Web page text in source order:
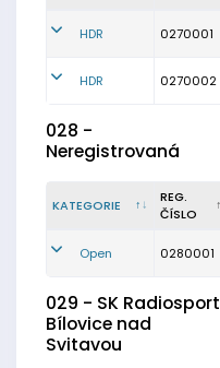
HDR 0270001
HDR 0270002
028 -
Neregistrovaná
KATEGORIE
REG.
ČÍSLO
Open 0280001
029 - SK Radiosport
Bílovice nad
Svitavou